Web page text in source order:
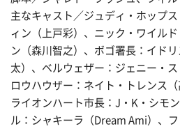
主なキャスト／ジュディ・ホップ
ィン（上戸彩）、ニック・ワイル
ン（森川智之）、ボゴ署長：イド
太）、ベルウェザー：ジェニー・
ロウハウザー：ネイト・トレンス（
ライオンハート市長：J・K・シモ
ル：シャキーラ（Dream Ami）、